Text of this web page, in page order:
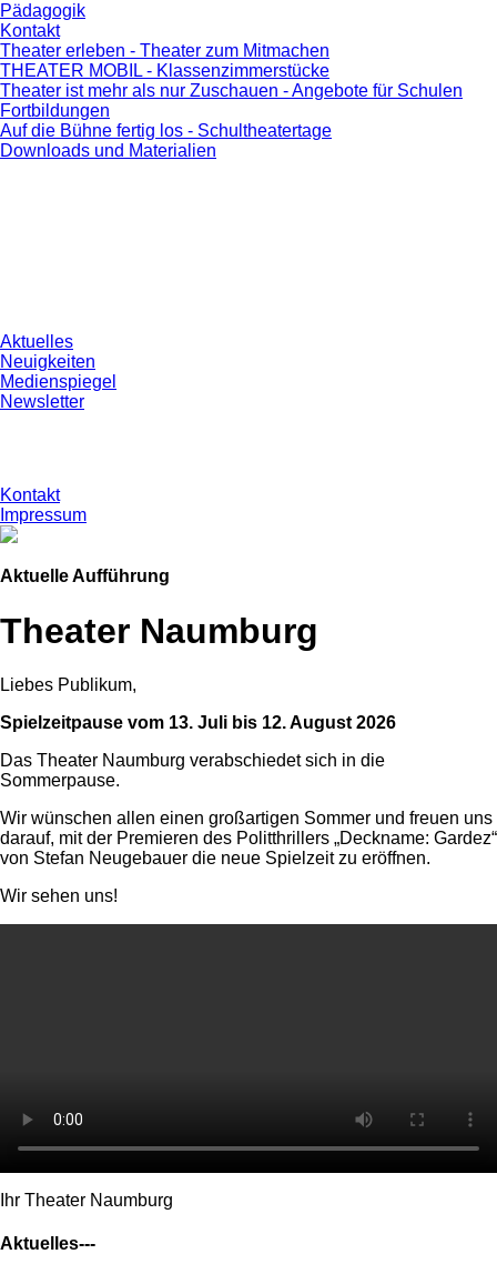
Pädagogik
Kontakt
Theater erleben - Theater zum Mitmachen
THEATER MOBIL - Klassenzimmerstücke
Theater ist mehr als nur Zuschauen - Angebote für Schulen
Fortbildungen
Auf die Bühne fertig los - Schultheatertage
Downloads und Materialien
Aktuelles
Neuigkeiten
Medienspiegel
Newsletter
Kontakt
Impressum
Aktuelle Aufführung
Theater Naumburg
Liebes Publikum,
Spielzeitpause vom 13. Juli bis 12. August 2026
Das Theater Naumburg verabschiedet sich in die
Sommerpause.
Wir wünschen allen einen großartigen Sommer und freuen uns
darauf, mit der Premieren des Politthrillers „Deckname: Gardez“
von Stefan Neugebauer die neue Spielzeit zu eröffnen.
Wir sehen uns!
Ihr Theater Naumburg
Aktuelles---